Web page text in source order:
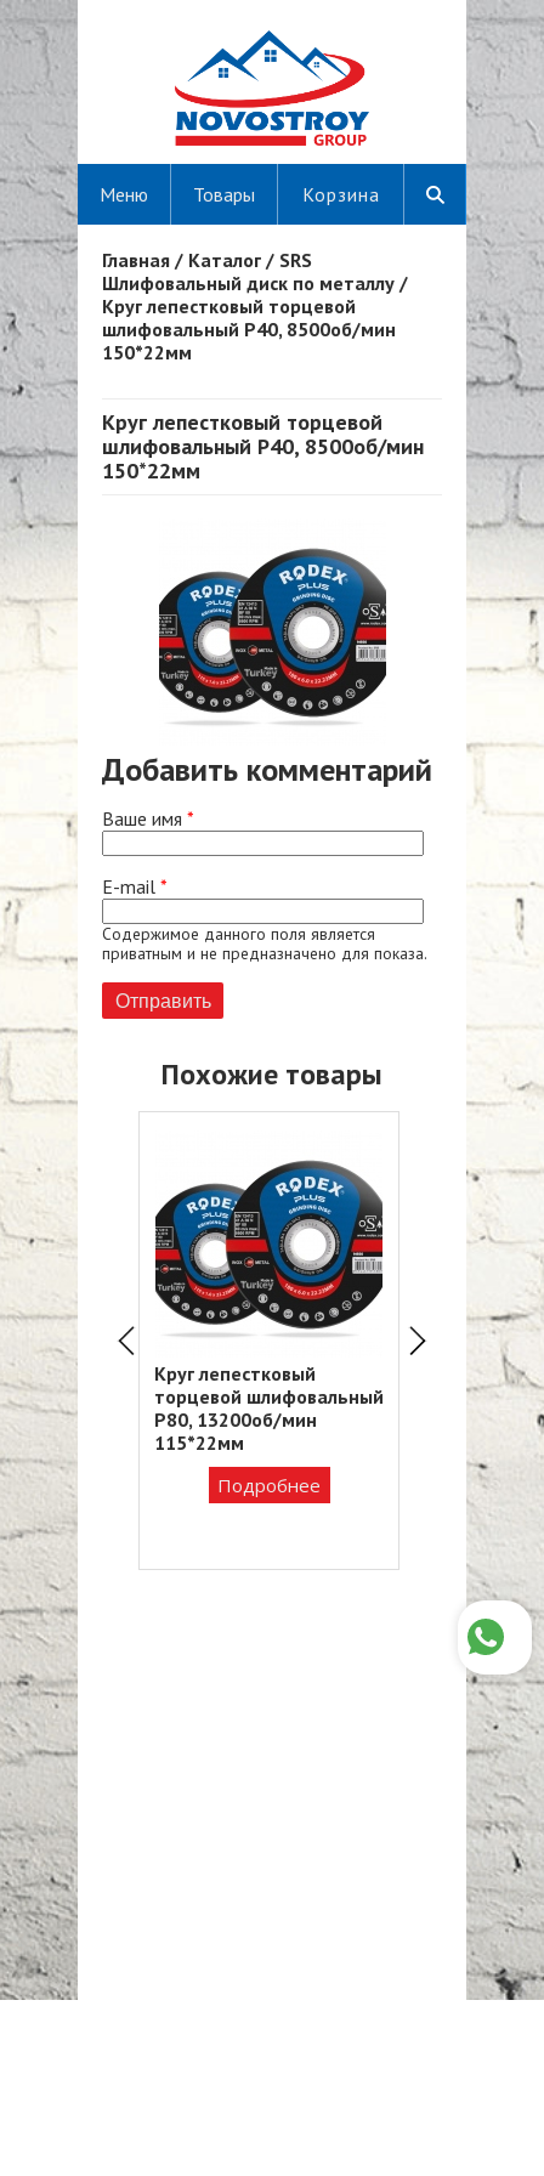
Корзина
Меню Товары
Вы здесь
Главная / Каталог / SRS
Шлифовальный диск по металлу /
Круг лепестковый торцевой
шлифовальный Р40, 8500об/мин
150*22мм
Круг лепестковый торцевой
шлифовальный Р40, 8500об/мин
150*22мм
Добавить комментарий
Ваше имя *
E-mail *
Содержимое данного поля является
приватным и не предназначено для показа.
Похожие товары
Круг лепестковый
торцевой шлифовальный
Р80, 13200об/мин
115*22мм
Подробнее
Круг лепестковый
торцевой шлифовальный
Р25, 8500об/мин